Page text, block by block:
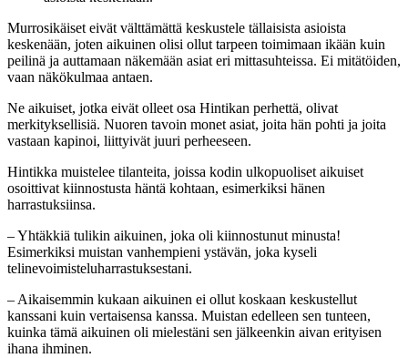
Murrosikäiset eivät välttämättä keskustele tällaisista asioista
keskenään, joten aikuinen olisi ollut tarpeen toimimaan ikään kuin
peilinä ja auttamaan näkemään asiat eri mittasuhteissa. Ei mitätöiden,
vaan näkökulmaa antaen.
Ne aikuiset, jotka eivät olleet osa Hintikan perhettä, olivat
merkityksellisiä. Nuoren tavoin monet asiat, joita hän pohti ja joita
vastaan kapinoi, liittyivät juuri perheeseen.
Hintikka muistelee tilanteita, joissa kodin ulkopuoliset aikuiset
osoittivat kiinnostusta häntä kohtaan, esimerkiksi hänen
harrastuksiinsa.
– Yhtäkkiä tulikin aikuinen, joka oli kiinnostunut minusta!
Esimerkiksi muistan vanhempieni ystävän, joka kyseli
telinevoimisteluharrastuksestani.
– Aikaisemmin kukaan aikuinen ei ollut koskaan keskustellut
kanssani kuin vertaisensa kanssa. Muistan edelleen sen tunteen,
kuinka tämä aikuinen oli mielestäni sen jälkeenkin aivan erityisen
ihana ihminen.